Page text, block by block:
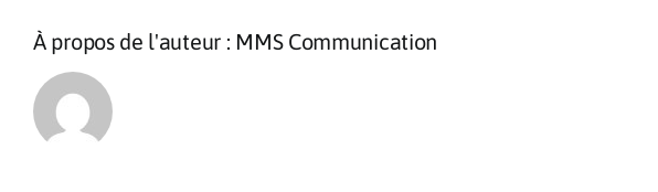
À propos de l'auteur : MMS Communication